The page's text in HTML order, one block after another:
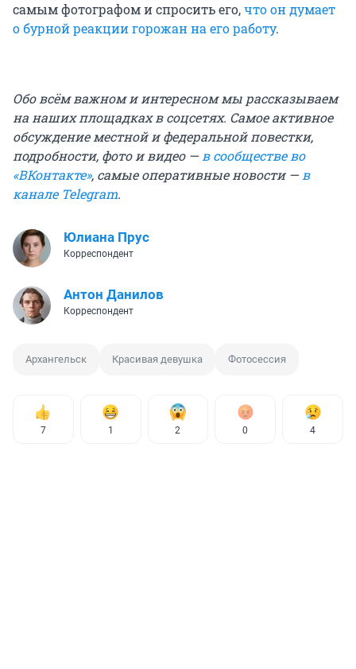
самым фотографом и спросить его,что он думает
о бурной реакции горожан на его работу.
Обо всём важном и интересном мы рассказываем
на наших площадках в соцсетях. Самое активное
обсуждение местной и федеральной повестки,
подробности, фото и видео —в сообществе во
«ВКонтакте», самые оперативные новости —в
канале Telegram.
Юлиана Прус
Корреспондент
Антон Данилов
Корреспондент
Архангельск Красивая девушка Фотосессия
7 1 2 0 4